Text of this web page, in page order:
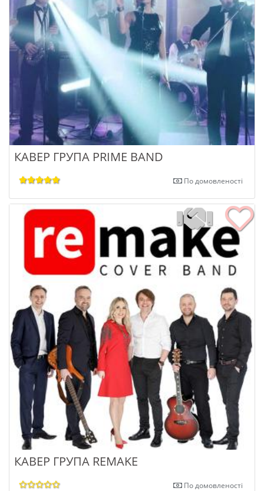
КАВЕР ГРУПА PRIME BAND
По домовленості
КАВЕР ГРУПА REMAKE
По домовленості